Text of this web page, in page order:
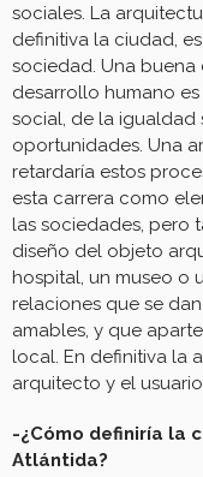
sociales. La
definitiva la ciudad,
sociedad. Una
desarrollo humano
social, de la
oportunidades. Una
retardaría estos
esta carrera como
las sociedades, pero
diseño del objeto
hospital, un museo o
relaciones que se
amables, y que
local. En definitiva la
arquitecto y el
-¿Cómo definiría la
Atlántida?